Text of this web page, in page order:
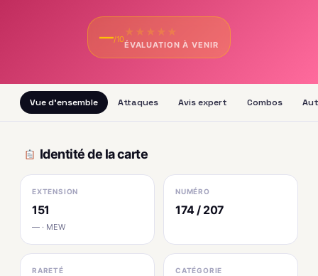
—/10
★ ★ ★ ★ ★
ÉVALUATION À VENIR
Vue d'ensemble Attaques Avis expert Combos
Identité de la carte
EXTENSION
151
— · MEW
NUMÉRO
174 / 207
RARETÉ CATÉGORIE